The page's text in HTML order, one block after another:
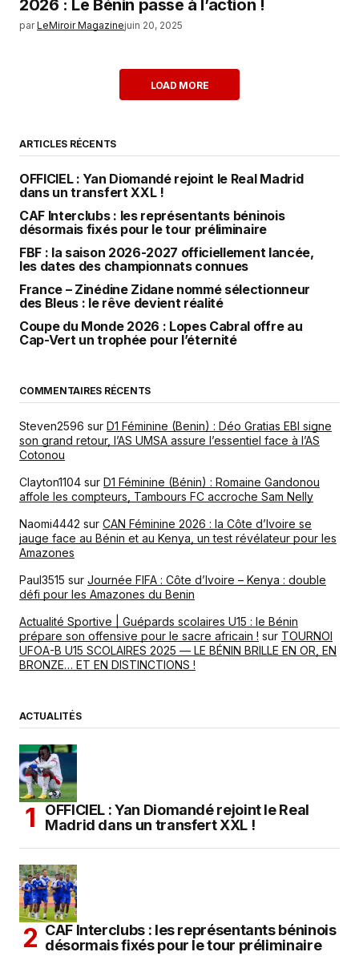
2026 : Le Bénin passe à l’action !
par LeMiroir Magazinejuin 20, 2025
LOAD MORE
ARTICLES RÉCENTS
OFFICIEL : Yan Diomandé rejoint le Real Madrid
dans un transfert XXL !
CAF Interclubs : les représentants béninois
désormais fixés pour le tour préliminaire
FBF : la saison 2026-2027 officiellement lancée,
les dates des championnats connues
France – Zinédine Zidane nommé sélectionneur
des Bleus : le rêve devient réalité
Coupe du Monde 2026 : Lopes Cabral offre au
Cap-Vert un trophée pour l’éternité
COMMENTAIRES RÉCENTS
Steven2596 sur D1 Féminine (Benin) : Déo Gratias EBI signe
son grand retour, l’AS UMSA assure l’essentiel face à l’AS
Cotonou
Clayton1104 sur D1 Féminine (Bénin) : Romaine Gandonou
affole les compteurs, Tambours FC accroche Sam Nelly
Naomi4442 sur CAN Féminine 2026 : la Côte d’Ivoire se
jauge face au Bénin et au Kenya, un test révélateur pour les
Amazones
Paul3515 sur Journée FIFA : Côte d’Ivoire – Kenya : double
défi pour les Amazones du Benin
Actualité Sportive | Guépards scolaires U15 : le Bénin
prépare son offensive pour le sacre africain ! sur TOURNOI
UFOA-B U15 SCOLAIRES 2025 — LE BÉNIN BRILLE EN OR, EN
BRONZE… ET EN DISTINCTIONS !
ACTUALITÉS
OFFICIEL : Yan Diomandé rejoint le Real
Madrid dans un transfert XXL !
CAF Interclubs : les représentants béninois
désormais fixés pour le tour préliminaire